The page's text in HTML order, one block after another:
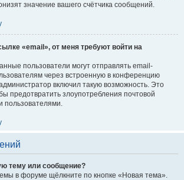
значение вашего счётчика сообщений.
«email», от меня требуют войти на
пользователи могут отправлять email-
через встроенную в конференцию
включил такую возможность. Это
предотвратить злоупотребления почтовой
пользователями.
тему или сообщение?
в форуме щёлкните по кнопке «Новая тема».